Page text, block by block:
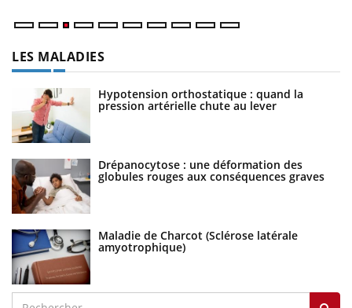
LES MALADIES
Hypotension orthostatique : quand la
pression artérielle chute au lever
Drépanocytose : une déformation des
globules rouges aux conséquences graves
Maladie de Charcot (Sclérose latérale
amyotrophique)